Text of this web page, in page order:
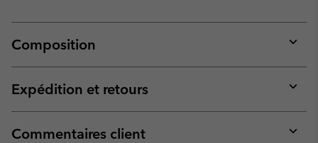
Composition
or
Expédition et retours
or
Commentaires client